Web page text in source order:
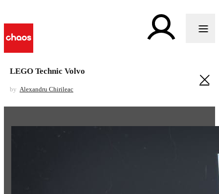
LEGO Technic Volvo
by Alexandru Chirileac